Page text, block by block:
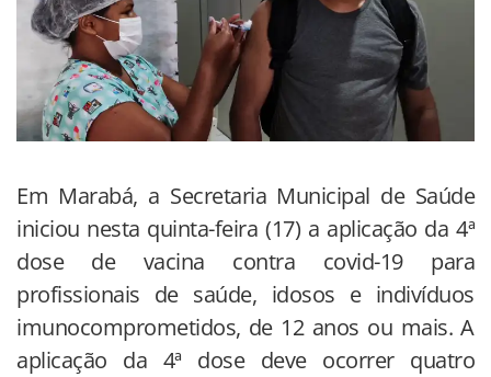
Em Marabá, a Secretaria Municipal de Saúde
iniciou nesta quinta-feira (17) a aplicação da 4ª
dose de vacina contra covid-19 para
profissionais de saúde, idosos e indivíduos
imunocomprometidos, de 12 anos ou mais. A
aplicação da 4ª dose deve ocorrer quatro